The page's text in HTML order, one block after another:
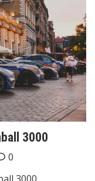
3000
0